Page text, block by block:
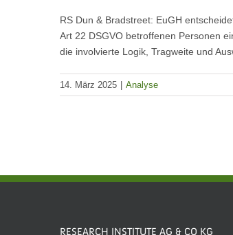
RS Dun & Bradstreet: EuGH
Art 22 DSGVO betroffenen Personen
die involvierte Logik, Tragweite und
14. März 2025 Analyse
RESEARCH INSTITUTE AG & CO KG